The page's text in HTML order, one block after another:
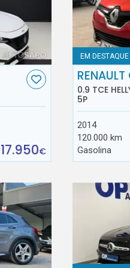
17.950€
EM DESTAQUE
0.9 TCE
5P
2014
120.000 km
Gasolina